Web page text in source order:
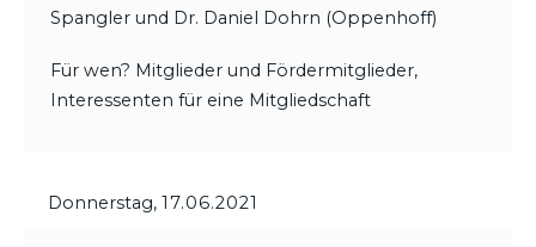
Spangler und Dr. Daniel Dohrn (Oppenhoff)
Für wen? Mitglieder und Fördermitglieder,
Interessenten für eine Mitgliedschaft
Donnerstag, 17.06.2021